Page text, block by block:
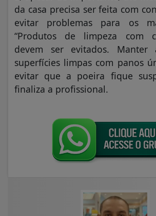
da casa precisa ser feita com
evitar problemas para os
“Produtos de limpeza com
devem ser evitados.
superfícies limpas com panos
evitar que a poeira fique
finaliza a profissional.